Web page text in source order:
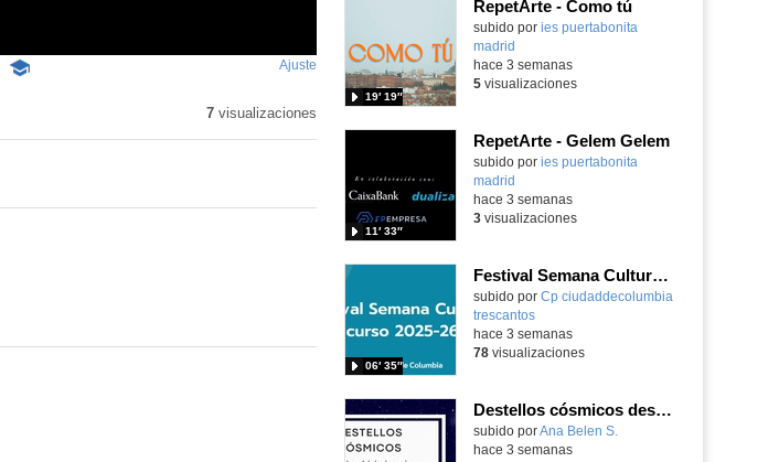
-
Ajuste
pantalla
7visualizaciones
RepetArte - Como tú
subido por ies puertabonita
madrid
19′ 19″
hace 3 semanas
5visualizaciones
RepetArte - Gelem Gelem
subido por ies puertabonita
madrid
11′ 33″
hace 3 semanas
3visualizaciones
Festival Semana Cultural 2025-26 - 1º Primaria
subido por Cp ciudaddecolumbia
trescantos
06′ 35″
-
hace 3 semanas
78visualizaciones
Destellos cósmicos desde Aldebarán, alcanzar las estrellas
Contenido educativo.
subido porAna Belen S.
hace 3 semanas